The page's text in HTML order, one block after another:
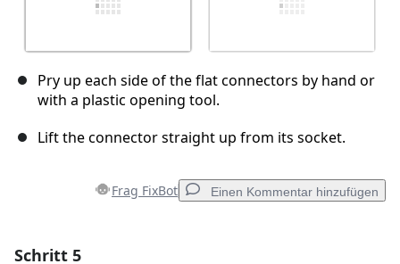
Pry up each side of the flat connectors by hand or
with a plastic opening tool.
Lift the connector straight up from its socket.
Frag FixBot Einen Kommentar hinzufügen
Schritt 5